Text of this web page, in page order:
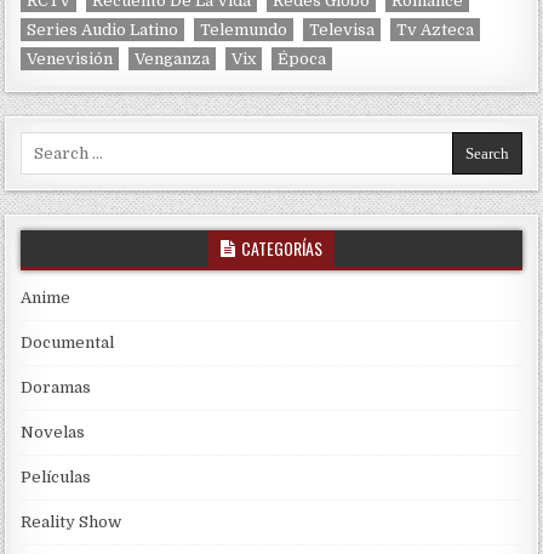
Series Audio Latino
Telemundo Televisa
Tv Azteca
Venevisión
Venganza Vix Época
Search for:
CATEGORÍAS
Anime
Documental
Doramas
Novelas
Películas
Reality Show